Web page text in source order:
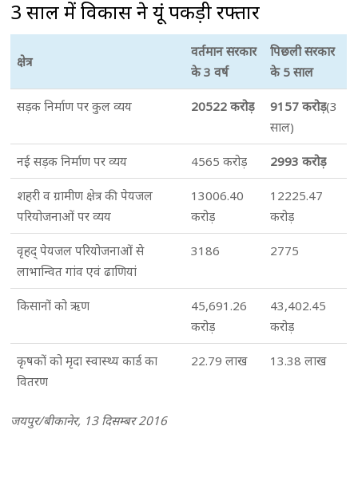
3 साल में विकास ने यूं पकड़ी रफ्तार
क्षेत्र
वर्तमान सरकार
के 3 वर्ष
पिछली सरकार
के 5 साल
सड़क निर्माण पर कुल व्यय 20522 करोड़ 9157 करोड़(3
साल)
नई सड़क निर्माण पर व्यय 4565 करोड़ 2993 करोड़
शहरी व ग्रामीण क्षेत्र की पेयजल
परियोजनाओं पर व्यय
13006.40
करोड़
12225.47
करोड़
वृहद् पेयजल परियोजनाओं से
लाभान्वित गांव एवं ढाणियां
3186 2775
किसानों को ऋण
45,691.26
करोड़
43,402.45
करोड़
कृषकों को मृदा स्वास्थ्य कार्ड का
वितरण
22.79 लाख 13.38 लाख
जयपुर/बीकानेर, 13 दिसम्बर 2016